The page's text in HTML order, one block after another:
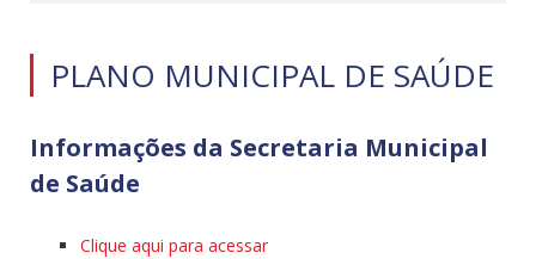
PLANO MUNICIPAL DE SAÚDE
Informações da Secretaria Municipal
de Saúde
Clique aqui para acessar